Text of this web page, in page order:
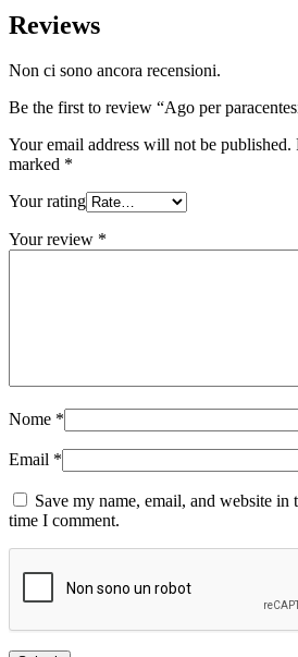
Reviews
Non ci sono ancora recensioni.
Be the first to review “Ago per
Your email address will not be published.
marked *
Your rating
Your review *
Nome *
Email *
Save my name, email, and website
time I comment.